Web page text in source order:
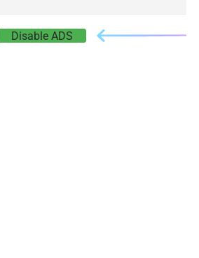
Disable ADS